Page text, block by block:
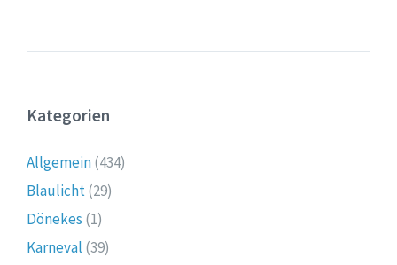
Kategorien
Allgemein(434)
Blaulicht(29)
Dönekes (1)
Karneval (39)